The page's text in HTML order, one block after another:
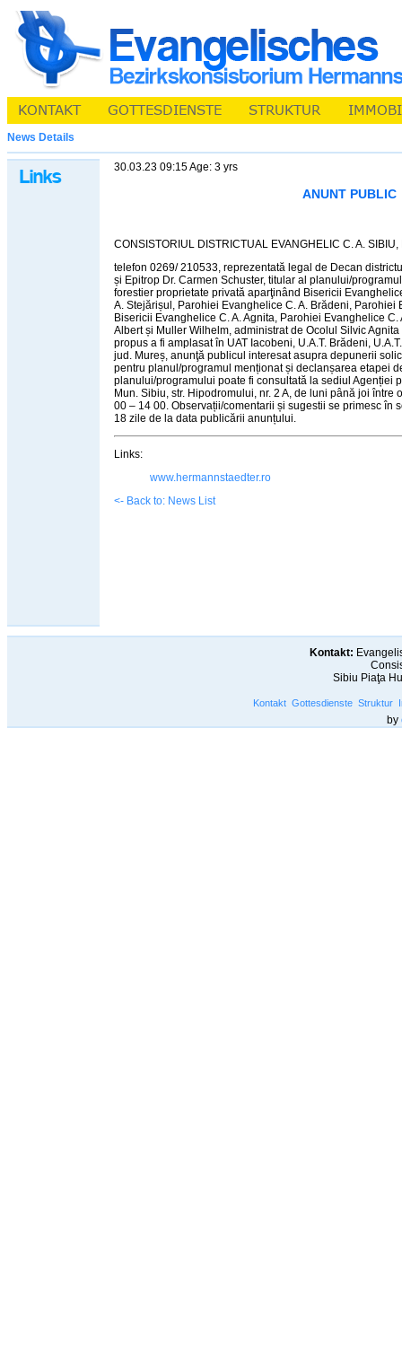
News Details
30.03.23 09:15 Age: 3 yrs
ANUNT PUBLIC
CONSISTORIUL DISTRICTUAL EVANGHELIC C. A.
telefon 0269/ 210533, reprezentată legal de Decan
și Epitrop Dr. Carmen Schuster, titular al planului/
forestier proprietate privată aparţinând Bisericii
A. Stejărișul, Parohiei Evanghelice C. A. Brădeni, Parohiei
Bisericii Evanghelice C. A. Agnita, Parohiei Evanghelice
Albert și Muller Wilhelm, administrat de Ocolul Silvic Agnita
propus a fi amplasat în UAT Iacobeni, U.A.T. Brădeni,
jud. Mureș, anunţă publicul interesat asupra depunerii
pentru planul/programul menționat și declanșarea etapei
planului/programului poate fi consultată la sediul Agenției
Mun. Sibiu, str. Hipodromului, nr. 2 A, de luni până joi
00 – 14 00. Observații/comentarii și sugestii se primesc în
18 zile de la data publicării anunțului.
Links:
www.hermannstaedter.ro
<- Back to: News List
Kontakt:
Sibiu Piaţa
Kontakt Gottesdienste Struktur
by